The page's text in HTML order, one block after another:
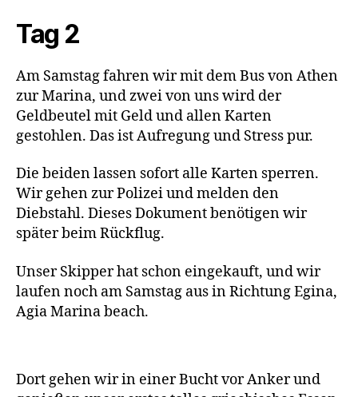
Tag 2
Am Samstag fahren wir mit dem Bus von Athen
zur Marina, und zwei von uns wird der
Geldbeutel mit Geld und allen Karten
gestohlen. Das ist Aufregung und Stress pur.
Die beiden lassen sofort alle Karten sperren.
Wir gehen zur Polizei und melden den
Diebstahl. Dieses Dokument benötigen wir
später beim Rückflug.
Unser Skipper hat schon eingekauft, und wir
laufen noch am Samstag aus in Richtung Egina,
Agia Marina beach.
Dort gehen wir in einer Bucht vor Anker und